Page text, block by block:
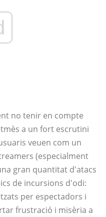
no tenir en compte
a un fort escrutini
veuen com un
(especialment
gran quantitat d'atacs
de incursions d'odi:
per espectadors i
frustració i misèria a